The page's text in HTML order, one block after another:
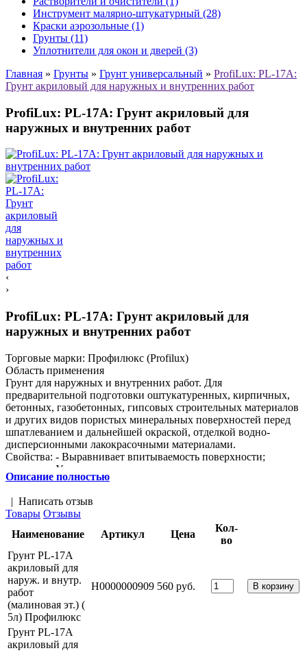
Инструмент малярно-штукатурный (28)
Краски аэрозольные (1)
Грунты (11)
Уплотнители для окон и дверей (3)
Главная » Грунты » Грунт универсальный » ProfiLux: PL-17A:
Грунт акриловый для наружных и внутренних работ
ProfiLux: PL-17A: Грунт акриловый для
наружных и внутренних работ
‹
›
ProfiLux: PL-17A: Грунт акриловый для
наружных и внутренних работ
Торговые марки: Профилюкс (Profilux)
Область применения
Грунт для наружных и внутренних работ. Для
предварительной подготовки оштукатуренных, кирпичных,
бетонных, газобетонных, гипсовых строительных материалов
и других видов пористых минеральных поверхностей перед
шпатлеванием и дальнейшей окраской, отделкой водно-
дисперсионными лакокрасочными материалами.
Свойства: - Выравнивает впитываемость поверхности;
- Уменьшает расход краски;
- Улучшает адгезию к основанию;
- Стойкий к воздействию щёлочей;
- Быстросохнущий;
- Экологически безопасный, почти без запаха;
- Повышает комфорт применения и прочность слоя
последующих покрытий.
Срок годности 1 год.
Цвет: Молочно-белый, после высыхания – прозрачный.
Плотность: 1,0-1,1 г/см³
Состав: Водная акриловая дисперсия, вода, целевые добавки
Разбавитель: Не разбавлять
Фасовка: 1л; 5л; 10л
Описание полностью
| Написать отзыв
Товары Отзывы
Наименование
Артикул Цена
Кол-
во
Грунт PL-17A
акриловый для
наруж. и внутр.
работ
(малиновая эт.) (
5л) Профилюкс
Н0000000909 560 руб.
Грунт PL-17A
акриловый для